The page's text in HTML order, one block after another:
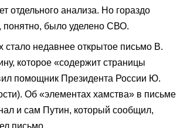
отдельного анализа. Но гораздо
было уделено СВО.
стало недавнее открытое письмо В.
которое «содержит страницы
помощник Президента России Ю.
Об «элементах хамства» в письме
и сам Путин, который сообщил,
письмо.